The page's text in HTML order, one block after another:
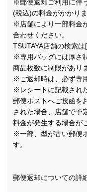
※郵便返却ご利用に伴
(税込)の料金がかかりま
※店舗により一部料金
合わせください。
TSUTAYA店舗の検索は[
※専用バッグには厚さ
商品枚数に制限があり
※ご返却時は、必ず専
※レシートに記載され
郵便ポストへご投函を
された場合、店舗で予
料金が発生する場合が
※一部、型が古い郵便
す。
郵便返却についての詳